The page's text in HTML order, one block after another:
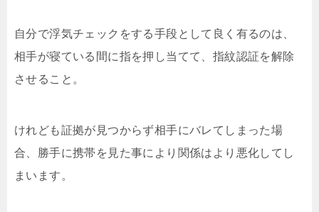
自分で浮気チェックをする手段として良く有るのは、
相手が寝ている間に指を押し当てて、指紋認証を解除
させること。
けれども証拠が見つからず相手にバレてしまった場
合、勝手に携帯を見た事により関係はより悪化してし
まいます。